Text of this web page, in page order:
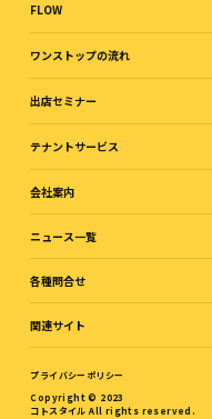
FLOW
ワンストップの流れ
出店セミナー
テナントサービス
会社案内
ニュース一覧
各種問合せ
関連サイト
プライバシーポリシー
Copyright © 2023
コトスタイル All rights reserved.